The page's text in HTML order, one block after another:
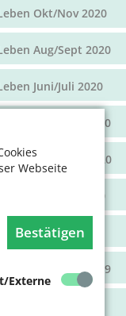
Webseite
Bestätigen
Externe
Okt/Nov 2020
Aug/Sept 2020
Juni/Juli 2020
April/Mai 2020
Feb/März 2020
Dez 19/Jan 20
Okt/Nov 19
Aug/Sept 2019
Juni/Juli 2019